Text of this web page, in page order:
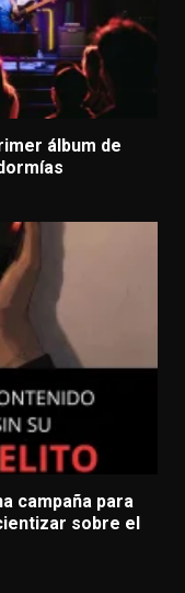
álbum de
campaña para
sobre el